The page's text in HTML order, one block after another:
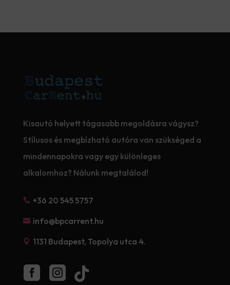
Kisautó helyett tágasabb megoldásra vágysz?
Stílusos és megbízható autóra van szükséged a
mindennapokra vagy egy különleges
alkalomhoz? Nálunk megtalálod!
 +36 20 545 5757
 info@bpcarrent.hu
 1131 Budapest, Topolya utca 4.
  